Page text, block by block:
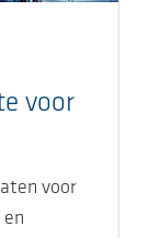
voor
voor